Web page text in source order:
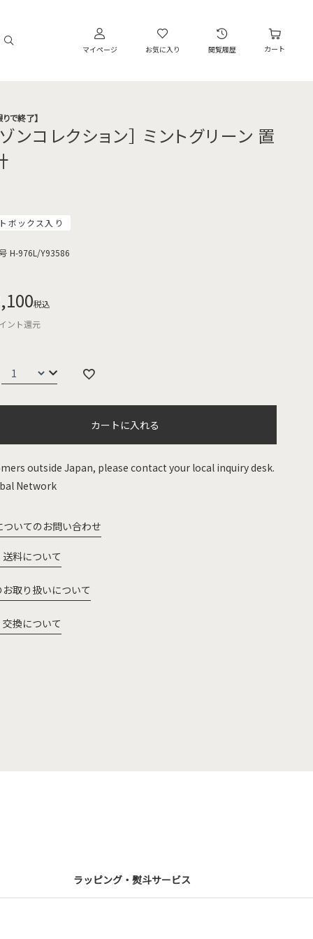
マイページ お気に入り 閲覧履歴 カート
りで終了】
ゾンコレクション］ ミントグリーン 置
ボックス入り
H-976L/Y93586
税込
ント還元
カートに入れる
outside Japan, please contact your local inquiry desk.
Network
ついてのお問い合わせ
料について
お取り扱いについて
換について
ラッピング・熨斗サービス